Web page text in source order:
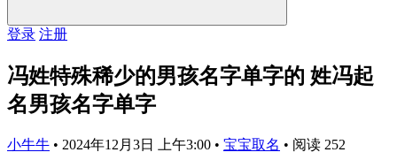
登录 注册
冯姓特殊稀少的男孩名字单字的 姓冯起
名男孩名字单字
小牛牛 • 2024年12月3日 上午3:00 • 宝宝取名 • 阅读 252